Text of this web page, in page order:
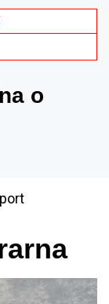
o